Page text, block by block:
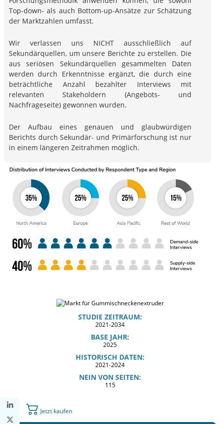
Top-down- als auch Bottom-up-Ansätze zur Schätzung
der Marktzahlen umfasst.
Wir verlassen uns NICHT ausschließlich auf
Sekundärquellen, um unsere Berichte zu erstellen. Die
aus seriösen Sekundärquellen gesammelten Daten
werden durch Erkenntnisse ergänzt, die durch eine
beträchtliche Anzahl bezahlter Interviews mit
relevanten Stakeholdern (Angebots- und
Nachfrageseite) gewonnen wurden.
Der Aufbau eines genauen und glaubwürdigen
Berichts durch Sekundär- und Primärforschung ist nur
in einem längeren Zeitrahmen möglich.
STUDIE ZEITRAUM:
2021-2034
BASE JAHR:
2025
HISTORISCH DATEN:
2021-2024
NEIN VON SEITEN:
115
Jetzt kaufen